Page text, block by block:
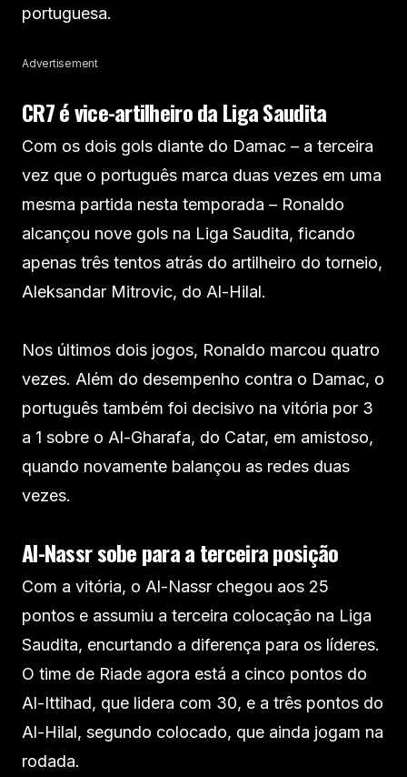
portuguesa.
Advertisement
CR7 é vice-artilheiro da Liga Saudita
Com os dois gols diante do Damac – a terceira
vez que o português marca duas vezes em uma
mesma partida nesta temporada – Ronaldo
alcançou nove gols na Liga Saudita, ficando
apenas três tentos atrás do artilheiro do torneio,
Aleksandar Mitrovic, do Al-Hilal.
Nos últimos dois jogos, Ronaldo marcou quatro
vezes. Além do desempenho contra o Damac, o
português também foi decisivo na vitória por 3
a 1 sobre o Al-Gharafa, do Catar, em amistoso,
quando novamente balançou as redes duas
vezes.
Al-Nassr sobe para a terceira posição
Com a vitória, o Al-Nassr chegou aos 25
pontos e assumiu a terceira colocação na Liga
Saudita, encurtando a diferença para os líderes.
O time de Riade agora está a cinco pontos do
Al-Ittihad, que lidera com 30, e a três pontos do
Al-Hilal, segundo colocado, que ainda jogam na
rodada.